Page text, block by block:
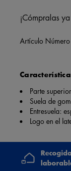
¡Cómpralas
Artículo
Parte
Suela de
Entresuela:
Logo en el